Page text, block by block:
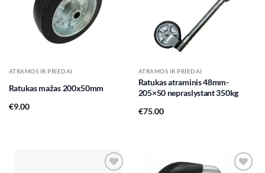
ATRAMOS IR PRIEDAI
Ratukas mažas 200x50mm
€9.00
ATRAMOS IR PRIEDAI
Ratukas atraminis 48mm-
205×50 nepraslystant 350kg
€75.00